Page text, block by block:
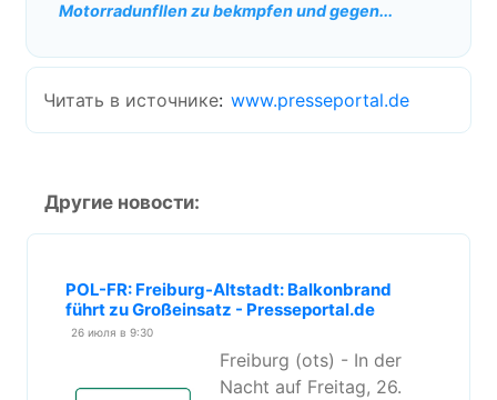
Motorradunfllen zu bekmpfen und gegen...
Читать в источнике: www.presseportal.de
Другие новости:
POL-FR: Freiburg-Altstadt: Balkonbrand
führt zu Großeinsatz - Presseportal.de
26 июля в 9:30
Freiburg (ots) - In der
Nacht auf Freitag, 26.